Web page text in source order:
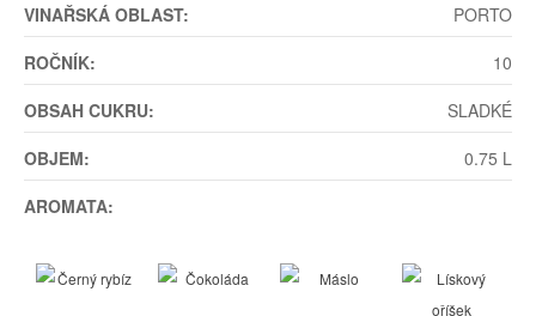
VINAŘSKÁ OBLAST:
PORTO
ROČNÍK:
10
OBSAH CUKRU:
SLADKÉ
OBJEM:
0.75 L
AROMATA: